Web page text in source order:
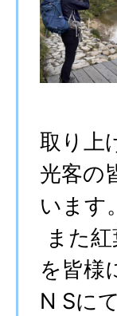
取り上
光客の
います。
また
を皆様
N Sに